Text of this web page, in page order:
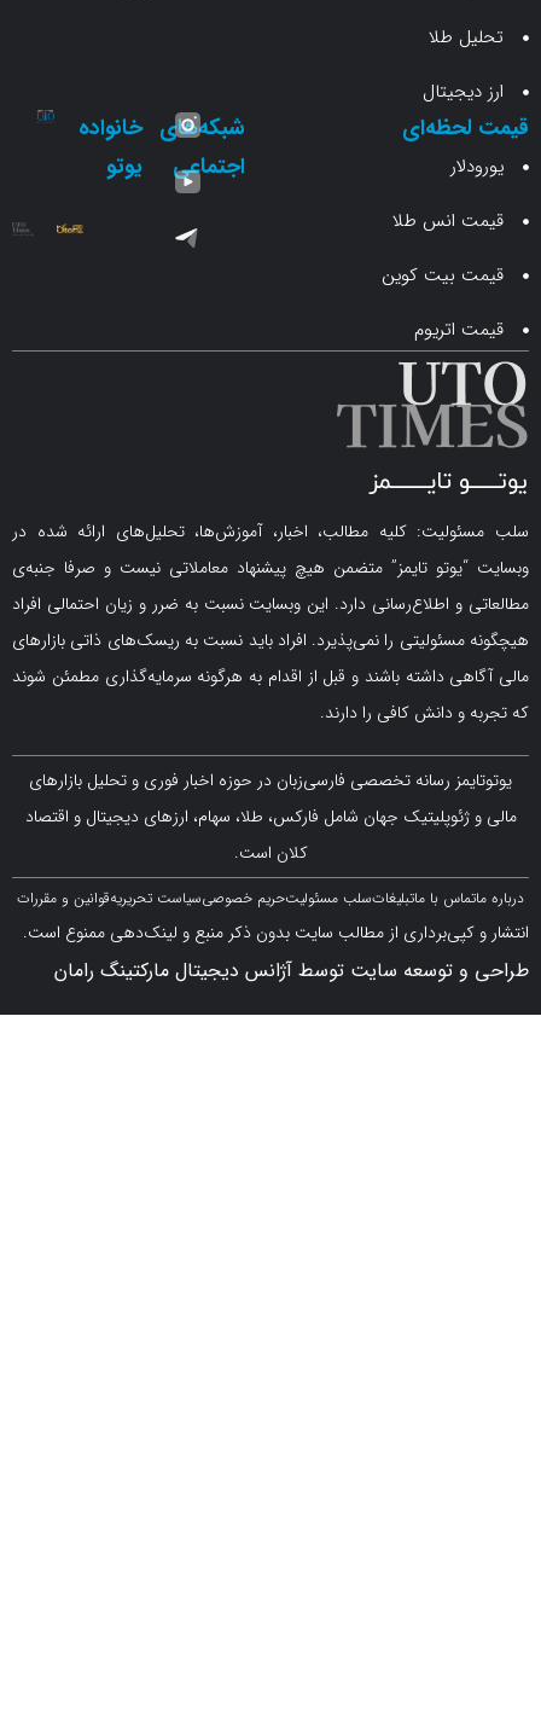
انس طلا
بیت کوین
شبکه‌های خانواده
یوتو
کلیه مطالب، اخبار، آموزش‌ها، تحلیل‌های ارائه شده در
تایمز” متضمن هیچ پیشنهاد معاملاتی نیست و صرفا جنبه‌ی
اطلاع‌رسانی دارد. این وبسایت نسبت به ضرر و زیان احتمالی افراد
را نمی‌پذیرد. افراد باید نسبت به ریسک‌های ذاتی بازارهای
داشته باشند و قبل از اقدام به هرگونه سرمایه‌گذاری مطمئن شوند
دانش کافی را دارند.
رسانه تخصصی فارسی‌زبان در حوزه اخبار فوری و تحلیل بازارهای
جهان شامل فارکس، طلا، سهام، ارزهای دیجیتال و اقتصاد
با ما تبلیغاتسلب مسئولیتحریم خصوصیسیاست تحریریهقوانین و مقررات
از مطالب سایت بدون ذکر منبع و لینک‌دهی ممنوع است.
سایت توسط آژانس دیجیتال مارکتینگ رامان